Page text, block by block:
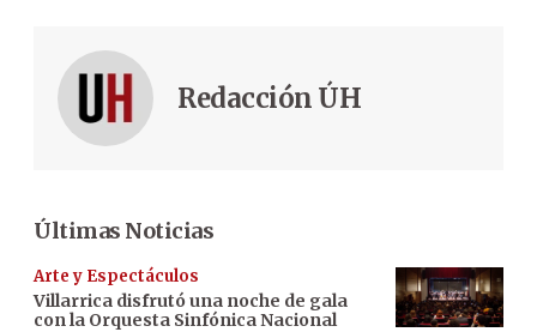
Redacción ÚH
Últimas Noticias
Arte y Espectáculos
Villarrica disfrutó una noche de gala
con la Orquesta Sinfónica Nacional